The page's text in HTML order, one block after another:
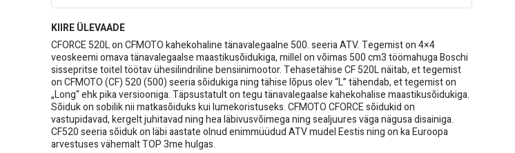
KIIRE ÜLEVAADE
CFORCE 520L on CFMOTO kahekohaline tänavalegaalne 500. seeria ATV. Tegemist on 4×4
veoskeemi omava tänavalegaalse maastikusõidukiga, millel on võimas 500 cm3 töömahuga Boschi
sissepritse toitel töötav ühesilindriline bensiinimootor. Tehasetähise CF 520L näitab, et tegemist
on CFMOTO (CF) 520 (500) seeria sõidukiga ning tähise lõpus olev “L” tähendab, et tegemist on
„Long“ ehk pika versiooniga. Täpsustatult on tegu tänavalegaalse kahekohalise maastikusõidukiga.
Sõiduk on sobilik nii matkasõiduks kui lumekoristuseks. CFMOTO CFORCE sõidukid on
vastupidavad, kergelt juhitavad ning hea läbivusvõimega ning sealjuures väga nägusa disainiga.
CF520 seeria sõiduk on läbi aastate olnud enimmüüdud ATV mudel Eestis ning on ka Euroopa
arvestuses vähemalt TOP 3me hulgas.